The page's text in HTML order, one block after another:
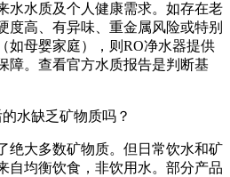
水水质及个人健康需求。如存在老
度高、有异味、重金属风险或特别
如母婴家庭），则RO净水器提供
障。查看官方水质报告是判断基
水缺乏矿物质吗？
绝大多数矿物质。但日常饮水和矿
自均衡饮食，非饮用水。部分产品